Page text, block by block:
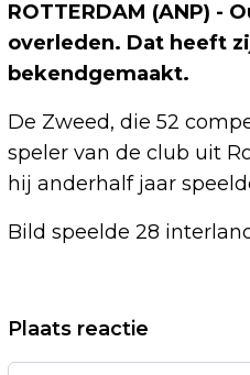
ROTTERDAM (ANP)
overleden. Dat heeft
bekendgemaakt.
De Zweed, die 52
speler van de club uit
hij anderhalf jaar
Bild speelde 28
Vorig artikel
GEZIN KRIJGT NOG
Plaats reactie